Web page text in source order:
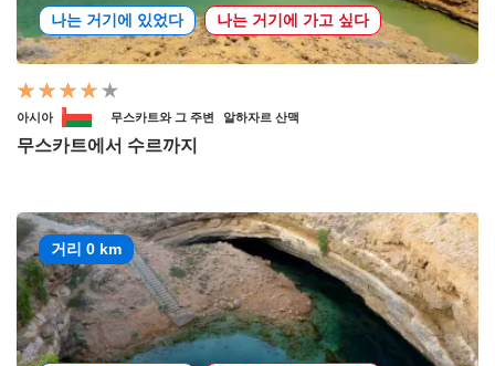
나는 거기에 있었다 나는 거기에 가고 싶다
아시아 무스카트와 그 주변 알하자르 산맥
무스카트에서 수르까지
거리 0 km